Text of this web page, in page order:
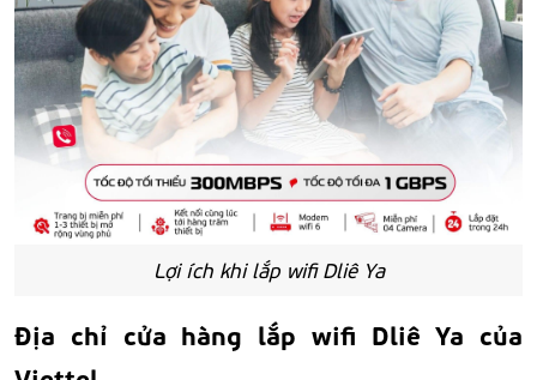
Lợi ích khi lắp wifi Dliê Ya
Địa chỉ cửa hàng lắp wifi Dliê Ya của